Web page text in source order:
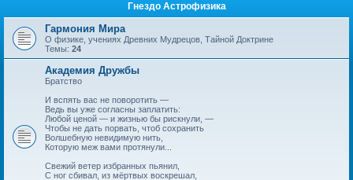
Гнездо Астрофизика
Гармония Мира
О физике, учениях Древних Мудрецов, Тайной Доктрине
Темы: 24
Академия Дружбы
Братство
И вспять вас не поворотить —
Ведь вы уже согласны заплатить:
Любой ценой — и жизнью бы рискнули, —
Чтобы не дать порвать, чтоб сохранить
Волшебную невидимую нить,
Которую меж вами протянули...
Свежий ветер избранных пьянил,
С ног сбивал, из мёртвых воскрешал,